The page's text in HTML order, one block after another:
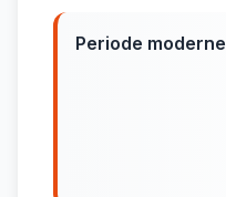
Periode moderne